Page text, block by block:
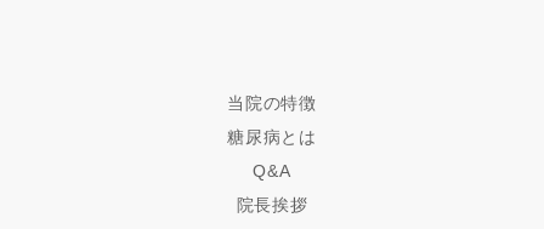
当院の特徴
糖尿病とは
Q&A
院長挨拶